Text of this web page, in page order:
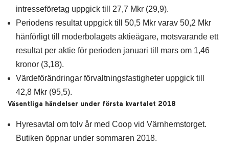
intresseföretag uppgick till 27,7 Mkr (29,9).
Periodens resultat uppgick till 50,5 Mkr varav 50,2 Mkr
hänförligt till moderbolagets aktieägare, motsvarande ett
resultat per aktie för perioden januari till mars om 1,46
kronor (3,18).
Värdeförändringar förvaltningsfastigheter uppgick till
42,8 Mkr (95,5).
Väsentliga händelser under första kvartalet 2018
Hyresavtal om tolv år med Coop vid Värnhemstorget.
Butiken öppnar under sommaren 2018.